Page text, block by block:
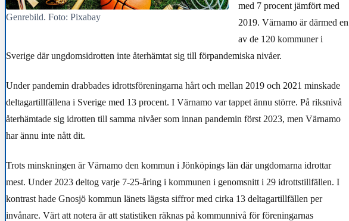
Genrebild. Foto: Pixabay
med 7 procent jämfört med
2019. Värnamo är därmed en
av de 120 kommuner i
Sverige där ungdomsidrotten inte återhämtat sig till förpandemiska nivåer.
Under pandemin drabbades idrottsföreningarna hårt och mellan 2019 och 2021 minskade
deltagartillfällena i Sverige med 13 procent. I Värnamo var tappet ännu större. På riksnivå
återhämtade sig idrotten till samma nivåer som innan pandemin först 2023, men Värnamo
har ännu inte nått dit.
Trots minskningen är Värnamo den kommun i Jönköpings län där ungdomarna idrottar
mest. Under 2023 deltog varje 7-25-åring i kommunen i genomsnitt i 29 idrottstillfällen. I
kontrast hade Gnosjö kommun länets lägsta siffror med cirka 13 deltagartillfällen per
invånare. Värt att notera är att statistiken räknas på kommunnivå för föreningarnas